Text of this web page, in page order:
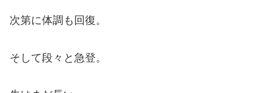
次第に体調も回復。
そして段々と急登。